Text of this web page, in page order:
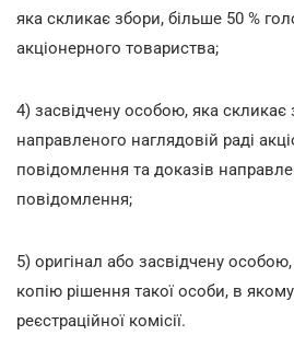
яка скликає збори, більше 50 %
акціонерного товариства;
4) засвідчену особою, яка скликає
направленого наглядовій раді
повідомлення та доказів
повідомлення;
5) оригінал або засвідчену
копію рішення такої особи, в
реєстраційної комісії.